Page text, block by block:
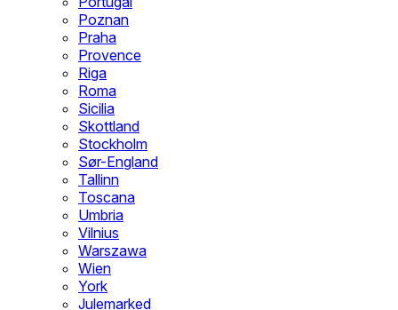
Poznan
Praha
Provence
Riga
Roma
Sicilia
Skottland
Stockholm
Sør-England
Tallinn
Toscana
Umbria
Vilnius
Warszawa
Wien
York
Julemarked